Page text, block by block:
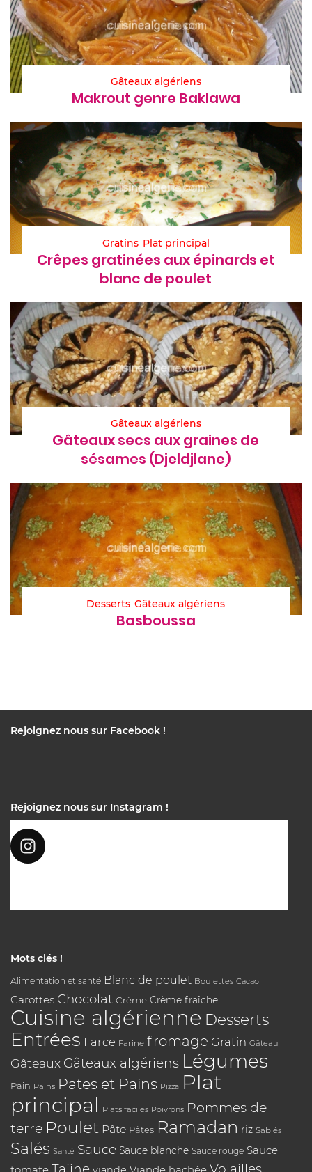
Gâteaux algériens
Makrout genre Baklawa
Gratins Plat principal
Crêpes gratinées aux épinards et
blanc de poulet
Gâteaux algériens
Gâteaux secs aux graines de
sésames (Djeldjlane)
Desserts Gâteaux algériens
Basboussa
Rejoignez nous sur Facebook !
Rejoignez nous sur Instagram !
Mots clés !
Alimentation et santé Blanc de poulet Boulettes Cacao
Carottes Chocolat Crème Crème fraîche
Cuisine algérienne Desserts
Entrées Farce Farine fromage Gratin Gâteau
Gâteaux Gâteaux algériens Légumes
Pain Pains Pates et Pains Pizza Plat
principal Plats faciles Poivrons Pommes de
terre Poulet Pâte Pâtes Ramadan riz Sablés
Salés Santé Sauce Sauce blanche Sauce rouge Sauce